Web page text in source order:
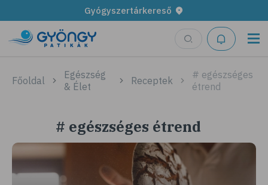
Gyógyszertárkereső
Főoldal
Egészség
& Élet
Receptek
# egészséges
étrend
# egészséges étrend